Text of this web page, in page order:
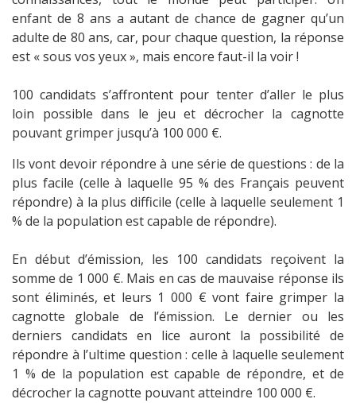
enfant de 8 ans a autant de chance de gagner qu’un
adulte de 80 ans, car, pour chaque question, la réponse
est « sous vos yeux », mais encore faut-il la voir !
100 candidats s’affrontent pour tenter d’aller le plus
loin possible dans le jeu et décrocher la cagnotte
pouvant grimper jusqu’à 100 000 €.
Ils vont devoir répondre à une série de questions : de la
plus facile (celle à laquelle 95 % des Français peuvent
répondre) à la plus difficile (celle à laquelle seulement 1
% de la population est capable de répondre).
En début d’émission, les 100 candidats reçoivent la
somme de 1 000 €. Mais en cas de mauvaise réponse ils
sont éliminés, et leurs 1 000 € vont faire grimper la
cagnotte globale de l’émission. Le dernier ou les
derniers candidats en lice auront la possibilité de
répondre à l’ultime question : celle à laquelle seulement
1 % de la population est capable de répondre, et de
décrocher la cagnotte pouvant atteindre 100 000 €.